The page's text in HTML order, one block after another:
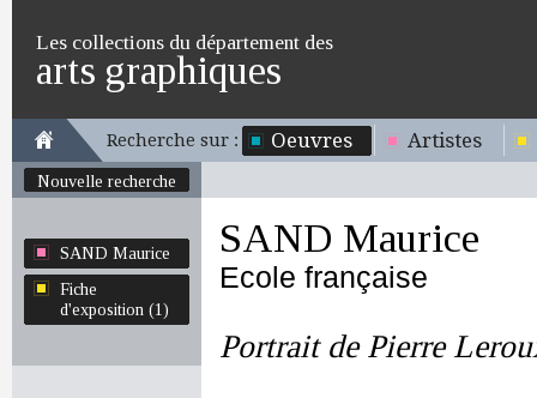
Les collections du département des
arts graphiques
Recherche sur : Oeuvres Artistes
Nouvelle recherche
SAND Maurice
Fiche
d'exposition (1)
SAND Maurice
Ecole française
Portrait de Pierre